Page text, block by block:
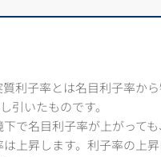
質利子率とは名目利子率か
引いたものです。
で名目利子率が上がって
上昇します。利子率の上